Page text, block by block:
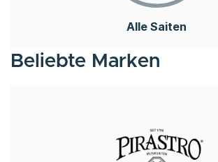
Alle Saiten
Beliebte Marken